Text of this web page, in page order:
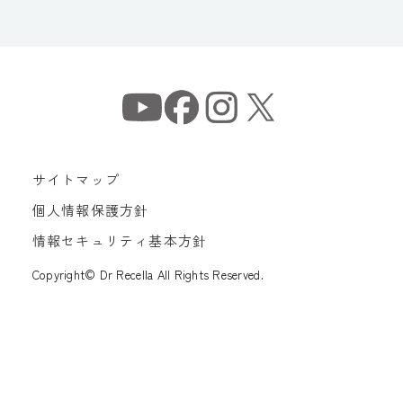
サイトマップ
個人情報保護方針
情報セキュリティ基本方針
Copyright© Dr Recella All Rights Reserved.